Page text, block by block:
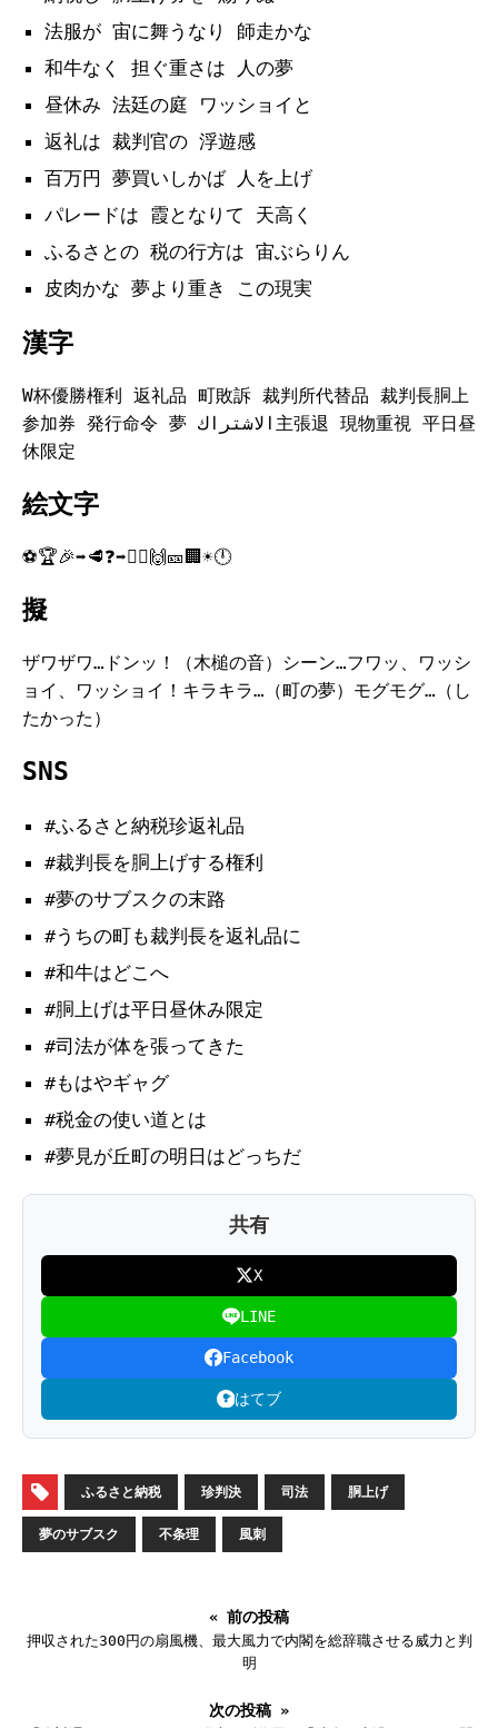
法服が 宙に舞うなり 師走かな
和牛なく 担ぐ重さは 人の夢
昼休み 法廷の庭 ワッショイと
返礼は 裁判官の 浮遊感
百万円 夢買いしかば 人を上げ
パレードは 霞となりて 天高く
ふるさとの 税の行方は 宙ぶらりん
皮肉かな 夢より重き この現実
漢字
W杯優勝権利 返礼品 町敗訴 裁判所代替品 裁判長胴上
参加券 発行命令 夢 الاشتراك主張退 現物重視 平日昼
休限定
絵文字
⚽🏆🎉➡️🥩❓➡️👨‍⚖️🙌🎫🏢☀️🕛
擬
ザワザワ…ドンッ！（木槌の音）シーン…フワッ、ワッシ
ョイ、ワッショイ！キラキラ…（町の夢）モグモグ…（し
たかった）
SNS
#ふるさと納税珍返礼品
#裁判長を胴上げする権利
#夢のサブスクの末路
#うちの町も裁判長を返礼品に
#和牛はどこへ
#胴上げは平日昼休み限定
#司法が体を張ってきた
#もはやギャグ
#税金の使い道とは
#夢見が丘町の明日はどっちだ
共有
X
LINE
Facebook
はてブ
ふるさと納税 珍判決 司法 胴上げ
夢のサブスク 不条理 風刺
« 前の投稿
押収された300円の扇風機、最大風力で内閣を総辞職させる威力と判
明
次の投稿 »